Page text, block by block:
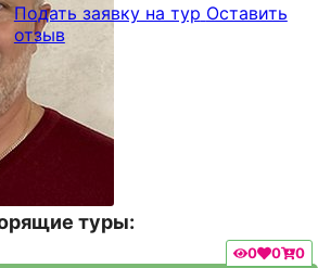
Подать заявку на тур Оставить
отзыв
туры:
0 0 0